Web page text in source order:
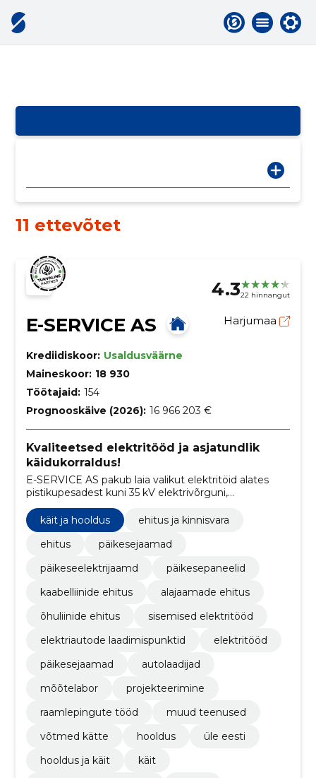
11 ettevõtet
4.322 hinnangut
E-SERVICE AS Harjumaa
Krediidiskoor: Usaldusväärne
Maineskoor: 18 930
Töötajaid: 154
Prognooskäive (2026): 16 966 203 €
Kvaliteetsed elektritööd ja asjatundlik
käidukorraldus!
E-SERVICE AS pakub laia valikut elektritöid alates
pistikupesadest kuni 35 kV elektrivõrguni,
keskendudes rohelisele mõtteviisile ja päikeseenergia
ning elektriauto laadijate lahendustele.
käit ja hooldus
ehitus ja kinnisvara
ehitus
päikesejaamad
päikeseelektrijaamd
päikesepaneelid
kaabelliinide ehitus
alajaamade ehitus
õhuliinide ehitus
sisemised elektritööd
elektriautode laadimispunktid
elektritööd
päikesejaamad
autolaadijad
mõõtelabor
projekteerimine
raamlepingute tööd
muud teenused
võtmed kätte
hooldus
üle eesti
hooldus ja käit
käit